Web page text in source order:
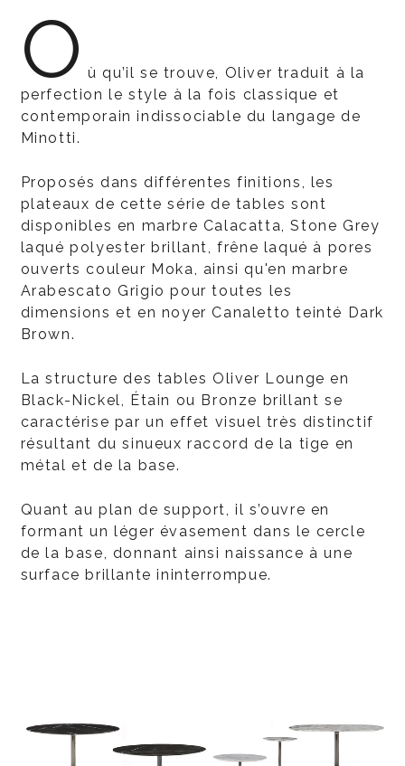
O ù qu’il se trouve, Oliver traduit à la
perfection le style à la fois classique et
contemporain indissociable du langage de
Minotti.
Proposés dans différentes finitions, les
plateaux de cette série de tables sont
disponibles en marbre Calacatta, Stone Grey
laqué polyester brillant, frêne laqué à pores
ouverts couleur Moka, ainsi qu'en marbre
Arabescato Grigio pour toutes les
dimensions et en noyer Canaletto teinté Dark
Brown.
La structure des tables Oliver Lounge en
Black-Nickel, Étain ou Bronze brillant se
caractérise par un effet visuel très distinctif
résultant du sinueux raccord de la tige en
métal et de la base.
Quant au plan de support, il s’ouvre en
formant un léger évasement dans le cercle
de la base, donnant ainsi naissance à une
surface brillante ininterrompue.